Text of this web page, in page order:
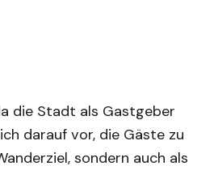
die Stadt als Gastgeber
darauf vor, die Gäste zu
sondern auch als